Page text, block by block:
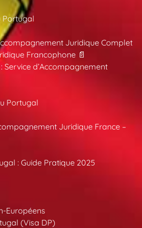
Portugal
Juridique Complet
Francophone 📄
d’Accompagnement
Portugal
Juridique France –
: Guide Pratique 2025
Européens
(Visa DP)